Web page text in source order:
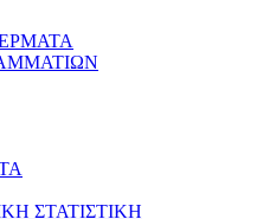
ΣΤΑΤΙΣΤΙΚΗ